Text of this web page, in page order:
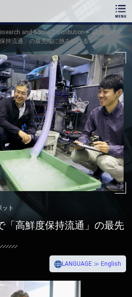
and Social Contribution
最先端研究
持流通」の最先端に挑み続ける
ト
「高鮮度保持流通」の最先
LANGUAGE ≫ English